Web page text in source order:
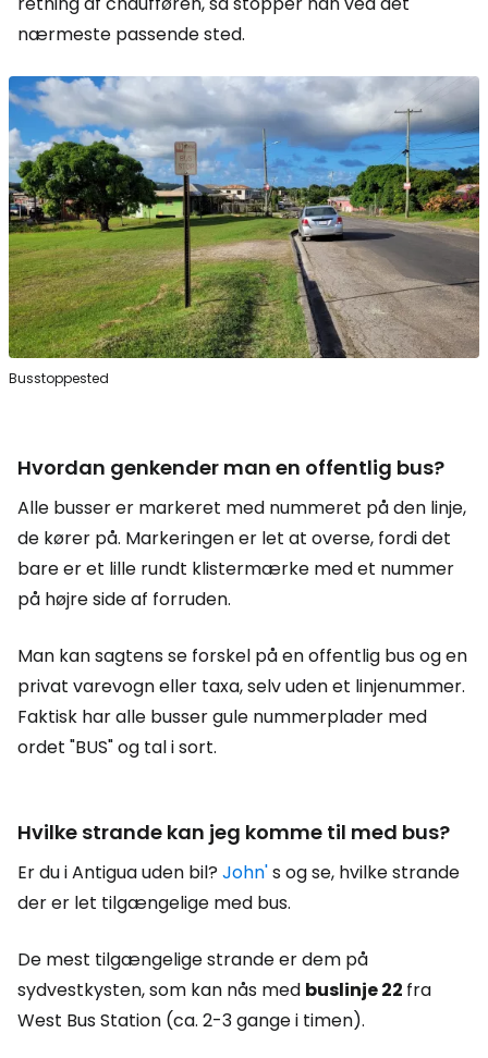
nærmeste passende sted.
Busstoppested
Hvordan genkender man en offentlig bus?
Alle busser er markeret med nummeret på den linje,
de kører på. Markeringen er let at overse, fordi det
bare er et lille rundt klistermærke med et nummer
på højre side af forruden.
Man kan sagtens se forskel på en offentlig bus og en
privat varevogn eller taxa, selv uden et linjenummer.
Faktisk har alle busser gule nummerplader med
ordet "BUS" og tal i sort.
Hvilke strande kan jeg komme til med bus?
Er du i Antigua uden bil? John's og se, hvilke strande
der er let tilgængelige med bus.
De mest tilgængelige strande er dem på
sydvestkysten, som kan nås med buslinje 22 fra
West Bus Station (ca. 2-3 gange i timen).